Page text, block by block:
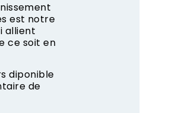
est notre
allient
ce soit en
diponible
de